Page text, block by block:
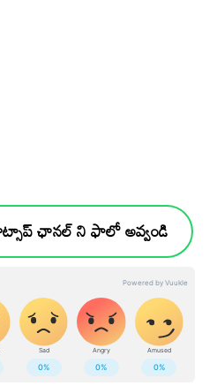
ఛానల్ ని ఫాలో అవ్వండి